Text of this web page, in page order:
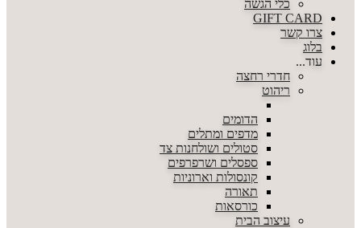
כלי הגשה
GIFT CARD
צרו קשר
בלוג
עוד...
חדרי רחצה
ריהוט
הדומים
מדפים ומתלים
סטולים ושולחנות צד
ספסלים ושרפרפים
קונסולות וארוניות
תאורה
כורסאות
עיצוב הבית